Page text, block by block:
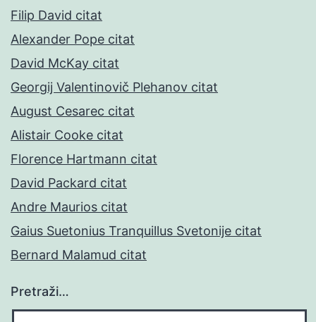
Filip David citat
Alexander Pope citat
David McKay citat
Georgij Valentinovič Plehanov citat
August Cesarec citat
Alistair Cooke citat
Florence Hartmann citat
David Packard citat
Andre Maurios citat
Gaius Suetonius Tranquillus Svetonije citat
Bernard Malamud citat
Pretraži…